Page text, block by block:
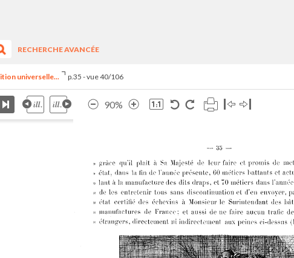
RECHERCHE AVANCÉE
universelle... p.35 - vue 40/106
90%